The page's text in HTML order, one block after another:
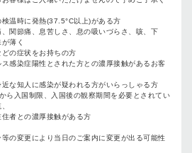
温時に発熱(37.5°C以上)がある方
関節痛、息苦しさ、息の吸いづらさ、咳、下
薄く
の症状をお持ちの方
感染症陽性とされた方との濃厚接触があるお客
な知人に感染が疑われる方がいらっしゃる方
ら入国制限、入国後の観察期間を必要とされてい
者との濃厚接触がある方
の変更により当日のご案内に変更が出る可能性